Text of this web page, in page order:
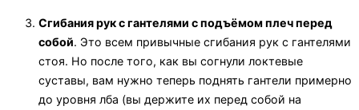
Сгибания рук с гантелями с подъёмом плеч перед
собой. Это всем привычные сгибания рук с гантелями
стоя. Но после того, как вы согнули локтевые
суставы, вам нужно теперь поднять гантели примерно
до уровня лба (вы держите их перед собой на